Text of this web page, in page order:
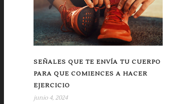
SEÑALES QUE TE ENVÍA TU CUERPO
PARA QUE COMIENCES A HACER
EJERCICIO
junio 4, 2024